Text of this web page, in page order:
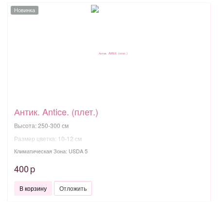
Новинка
Антик. Antice. (плет.)
Высота: 250-300 см
Размер цветка: 10-12 см
Климатическая Зона: USDA 5
400 p
В корзину Отложить